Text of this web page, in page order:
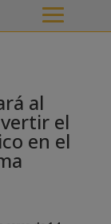
al
el
en el